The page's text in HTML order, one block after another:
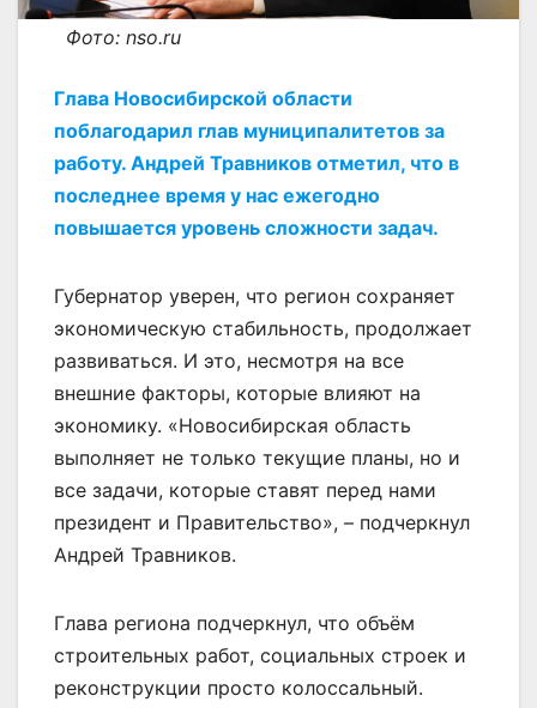
Фото: nso.ru
Глава Новосибирской области
поблагодарил глав муниципалитетов за
работу. Андрей Травников отметил, что в
последнее время у нас ежегодно
повышается уровень сложности задач.
Губернатор уверен, что регион сохраняет
экономическую стабильность, продолжает
развиваться. И это, несмотря на все
внешние факторы, которые влияют на
экономику. «Новосибирская область
выполняет не только текущие планы, но и
все задачи, которые ставят перед нами
президент и Правительство», – подчеркнул
Андрей Травников.
Глава региона подчеркнул, что объём
строительных работ, социальных строек и
реконструкции просто колоссальный.